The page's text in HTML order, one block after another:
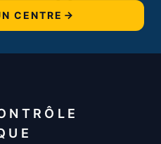
CENTRE